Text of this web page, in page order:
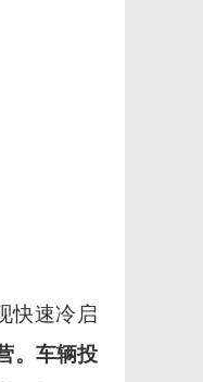
快速冷启
。车辆投